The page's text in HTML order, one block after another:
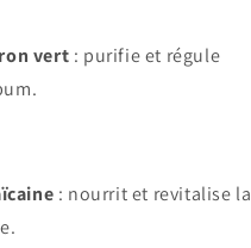
vert : purifie et régule
: nourrit et revitalise la